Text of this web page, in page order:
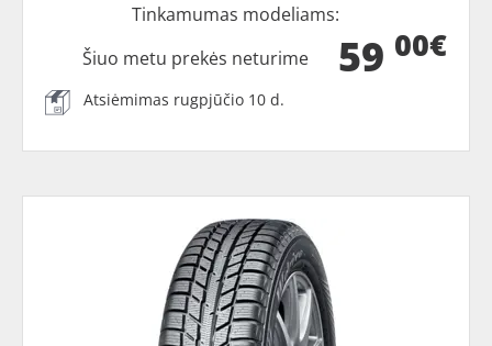
Tinkamumas modeliams:
59 00€
Šiuo metu prekės neturime
Atsiėmimas rugpjūčio 10 d.